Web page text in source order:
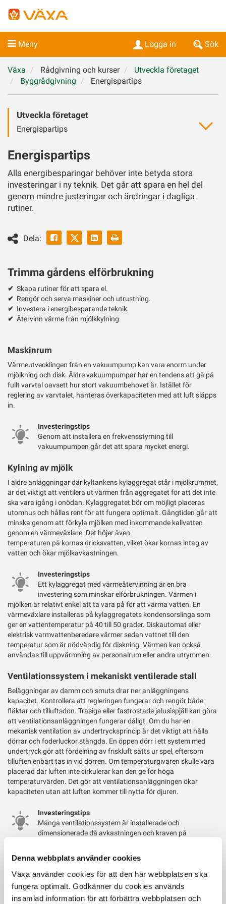
Denna webbplats använder cookies
Växa använder cookies för att den här webbplatsen ska
fungera optimalt. Godkänner du cookies används
insamlad information för att förbättra webbplatsen och
Meny Sök
Logga in
Växa Rådgivning och kurser
Utveckla företaget
Byggrådgivning
Energispartips
Utveckla företaget
Energispartips
Energispartips
Alla energibesparingar behöver inte betyda stora
investeringar i ny teknik. Det går att spara en hel del
genom mindre justeringar och ändringar i dagliga
rutiner.
Dela:
Facebook LinkedinSkriv
Trimma gårdens elförbrukning
✔ Skapa rutiner för att spara el.
✔ Rengör och serva maskiner och utrustning.
✔ Investera i energibesparande teknik.
✔ Återvinn värme från mjölkkylning.
Maskinrum
Värmeutvecklingen från en vakuumpump kan vara enorm under
mjölkning och disk. Äldre vakuumpumpar har en tendens att gå på
fullt varvtal oavsett hur stort vakuumbehovet är. Istället för
reglering av varvtalet, hanteras överkapaciteten med att luft släpps
in.
Investeringstips
Genom att installera en frekvensstyrning till
vakuumpumpen går det att spara mycket energi.
Kylning av mjölk
I äldre anläggningar där kyltankens kylaggregat står i mjölkrummet,
är det viktigt att ventilera ut värmen från aggregatet för att det inte
ska vara igång i onödan. Kylaggregatet bör om möjligt placeras
utomhus och hållas rent för att fungera optimalt. Gångtiden går att
minska genom att förkyla mjölken med inkommande kallvatten
genom en värmeväxlare. Det höjer även
temperaturen på kornas dricksvatten, vilket ökar kornas intag av
vatten och ökar mjölkavkastningen.
Investeringstips
Ett kylaggregat med värmeåtervinning är en bra
investering som minskar elförbrukningen. Värmen i
mjölken är relativt enkel att ta vara på för att värma vatten. En
värmeväxlare installeras på kylaggregatets kondensorslinga som
ger en vattentemperatur på 40 till 50 grader. Diskautomat eller
elektrisk varmvattenberedare värmer sedan vattnet till den
temperatur som är nödvändig för diskning. Värmen kan också
användas till uppvärmning av personalrum eller andra utrymmen.
Ventilationssystem i mekaniskt ventilerade stall
Beläggningar av damm och smuts drar ner anläggningens
kapacitet. Kontrollera att regleringen fungerar och rengör både
fläktar och tilluftsdon. Trasiga eller fastrostade jalusispjäll kan göra
att ventilationsanläggningen fungerar dåligt. Om du har en
mekanisk ventilation av undertrycksprincip är det viktigt att hålla
dörrar och foderluckor stängda. En öppen dörr i ett system med
undertryck gör att fördelning av friskluft sätts ur spel, eftersom
tilluften enbart tas in vid dörren. Om temperaturgivaren skulle vara
placerad där luften inte cirkulerar kan den ge för höga
temperaturvärden. Det gör att ventilationsanläggningen ökar
kapaciteten utan att luften kommer till nytta för djuren.
Investeringstips
Många ventilationssystem är installerade och
dimensionerade då avkastningen och kraven på
äldre fläktar till ny och energibesparande utrustning är ofta en
lönsam investering. Nya EC-fläktar kan minska ventilationens
elförbrukning med 70-75%.
Fler lönsamma energibesparingar